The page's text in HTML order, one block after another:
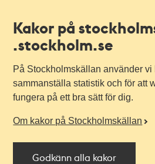
Kakor på
.stockholm.se
På Stockholmskällan använder vi
sammanställa statistik och för att
fungera på ett bra sätt för dig.
Om kakor på Stockholmskällan
Godkänn alla kakor